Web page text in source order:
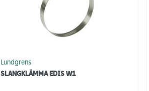
Lundgrens
SLANGKLÄMMA EDIS W1